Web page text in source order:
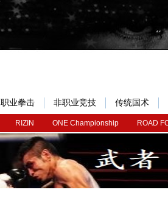
RIZIN ONE Championship ROAD
职业拳击 非职业竞技 传统国术